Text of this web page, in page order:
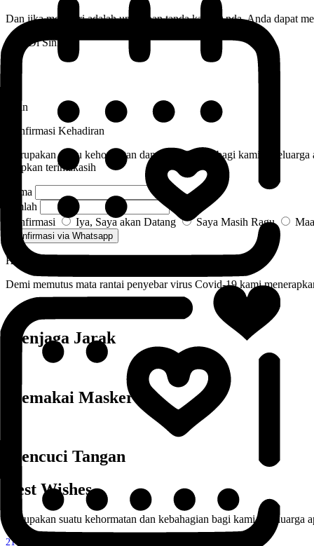
Dan jika memberi adalah ungkapan tanda kasih Anda, Anda dapat
Klik Di Sini
Salin
Konfirmasi Kehadiran
Merupakan suatu kehormatan dan kebahagiaan bagi kami
ucapkan terimakasih
Nama
Jumlah
Konfirmasi
Iya, Saya akan Datang Saya Masih Ragu
Konfirmasi via Whatsapp
Health Protocol
Demi memutus mata rantai penyebar virus Covid-19 kami
Menjaga Jarak
Memakai Masker
Mencuci Tangan
Best Wishes
Merupakan suatu kehormatan dan kebahagian bagi kami
21Comments